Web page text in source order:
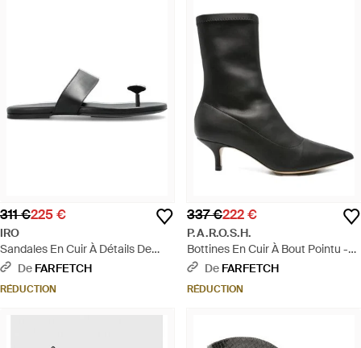
311 €225 €
IRO
Sandales En Cuir À Détails De
Clous - Blanc
De FARFETCH
RÉDUCTION
337 €222 €
P.A.R.O.S.H.
Bottines En Cuir À Bout Pointu -
NoirDe FARFETCH
RÉDUCTION